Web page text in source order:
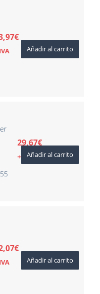
€
Añadir al carrito
29,67€
+ IVAAñadir al carrito
€
Añadir al carrito